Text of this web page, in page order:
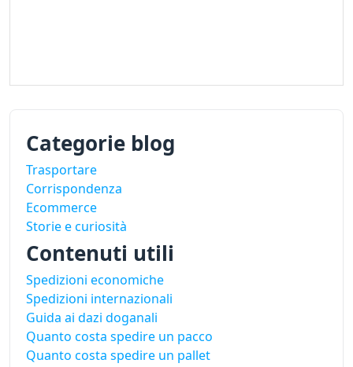
Categorie blog
Trasportare
Corrispondenza
Ecommerce
Storie e curiosità
Contenuti utili
Spedizioni economiche
Spedizioni internazionali
Guida ai dazi doganali
Quanto costa spedire un pacco
Quanto costa spedire un pallet